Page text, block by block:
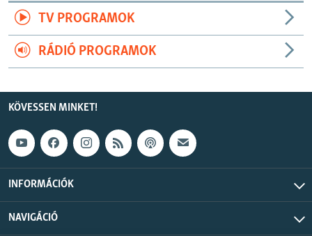
TV PROGRAMOK
RÁDIÓ PROGRAMOK
KÖVESSEN MINKET!
INFORMÁCIÓK
NAVIGÁCIÓ